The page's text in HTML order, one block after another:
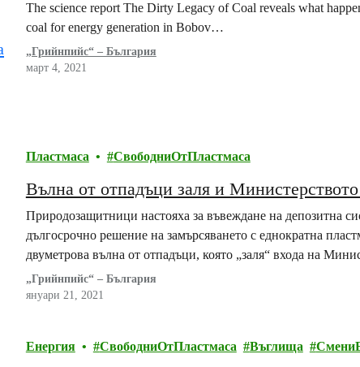
The science report The Dirty Legacy of Coal reveals what
coal for energy generation in Bobov…
„Грийнпийс“ – България
март 4, 2021
Пластмаса СвободниОтПластмаса
Вълна от отпадъци заля и
Природозащитници настояха за въвеждане на депозитна
дългосрочно решение на замърсяването с еднократна
двуметрова вълна от отпадъци, която „заля“ входа на
Демонстрацията е организирана от „Грийнпийс“ –
подкрепата на Wind2Win…
„Грийнпийс“ – България
януари 21, 2021
Енергия СвободниОтПластмаса Въглища